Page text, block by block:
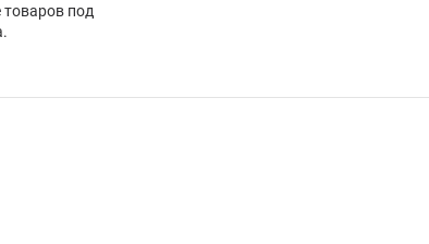
под